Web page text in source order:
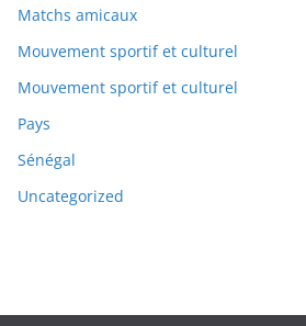
Matchs amicaux
Mouvement sportif et culturel
Mouvement sportif et culturel
Pays
Sénégal
Uncategorized